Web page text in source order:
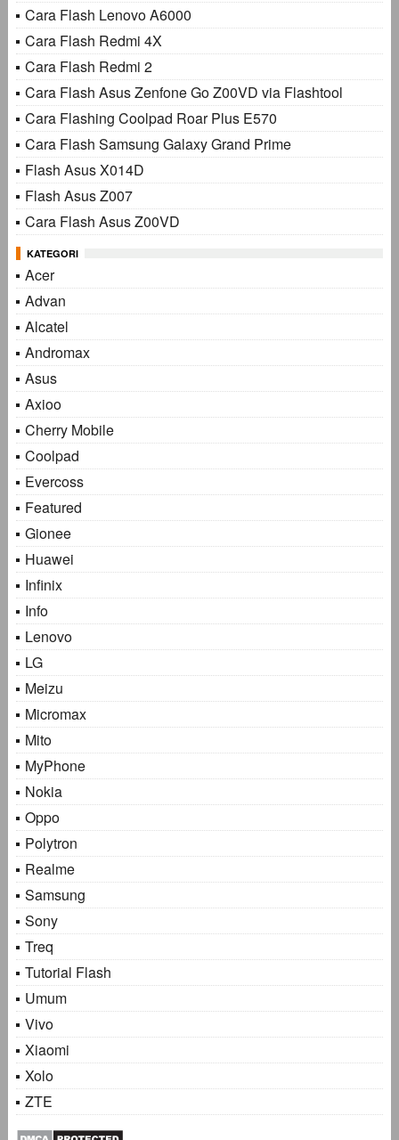
Cara Flash Lenovo A6000
Cara Flash Redmi 4X
Cara Flash Redmi 2
Cara Flash Asus Zenfone Go Z00VD via Flashtool
Cara Flashing Coolpad Roar Plus E570
Cara Flash Samsung Galaxy Grand Prime
Flash Asus X014D
Flash Asus Z007
Cara Flash Asus Z00VD
KATEGORI
Acer
Advan
Alcatel
Andromax
Asus
Axioo
Cherry Mobile
Coolpad
Evercoss
Featured
Gionee
Huawei
Infinix
Info
Lenovo
LG
Meizu
Micromax
Mito
MyPhone
Nokia
Oppo
Polytron
Realme
Samsung
Sony
Treq
Tutorial Flash
Umum
Vivo
Xiaomi
Xolo
ZTE